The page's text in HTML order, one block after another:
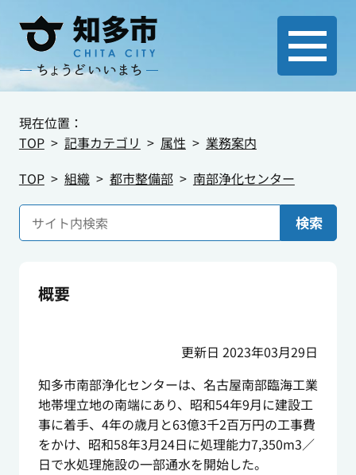
現在位置：
TOP
記事カテゴリ 属性
業務案内
TOP
組織 都市整備部 南部浄化センター
検索
概要
更新日 2023年03月29日
知多市南部浄化センターは、名古屋南部臨海工業
地帯埋立地の南端にあり、昭和54年9月に建設工
事に着手、4年の歳月と63億3千2百万円の工事費
をかけ、昭和58年3月24日に処理能力7,350m3／
日で水処理施設の一部通水を開始した。